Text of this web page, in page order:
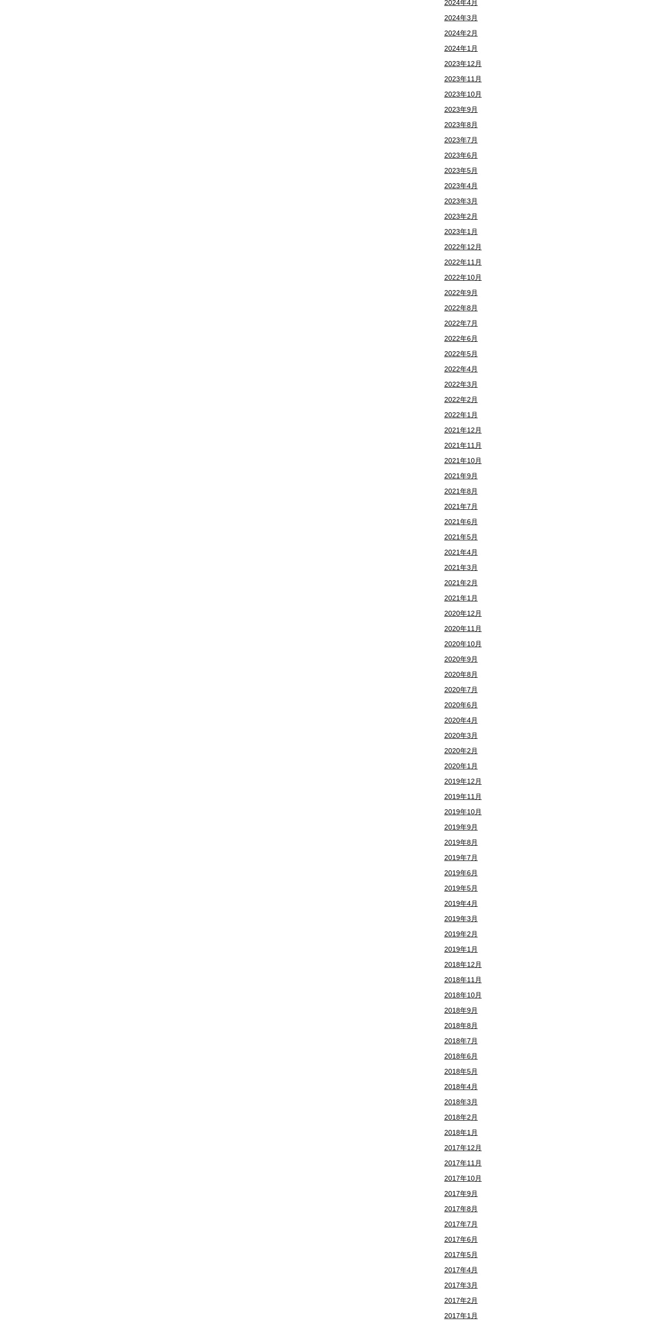
2024年4月
2024年3月
2024年2月
2024年1月
2023年12月
2023年11月
2023年10月
2023年9月
2023年8月
2023年7月
2023年6月
2023年5月
2023年4月
2023年3月
2023年2月
2023年1月
2022年12月
2022年11月
2022年10月
2022年9月
2022年8月
2022年7月
2022年6月
2022年5月
2022年4月
2022年3月
2022年2月
2022年1月
2021年12月
2021年11月
2021年10月
2021年9月
2021年8月
2021年7月
2021年6月
2021年5月
2021年4月
2021年3月
2021年2月
2021年1月
2020年12月
2020年11月
2020年10月
2020年9月
2020年8月
2020年7月
2020年6月
2020年4月
2020年3月
2020年2月
2020年1月
2019年12月
2019年11月
2019年10月
2019年9月
2019年8月
2019年7月
2019年6月
2019年5月
2019年4月
2019年3月
2019年2月
2019年1月
2018年12月
2018年11月
2018年10月
2018年9月
2018年8月
2018年7月
2018年6月
2018年5月
2018年4月
2018年3月
2018年2月
2018年1月
2017年12月
2017年11月
2017年10月
2017年9月
2017年8月
2017年7月
2017年6月
2017年5月
2017年4月
2017年3月
2017年2月
2017年1月